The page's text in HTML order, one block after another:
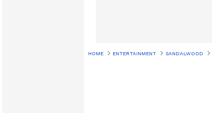
HOME ENTERTAINMENT SANDALWOOD